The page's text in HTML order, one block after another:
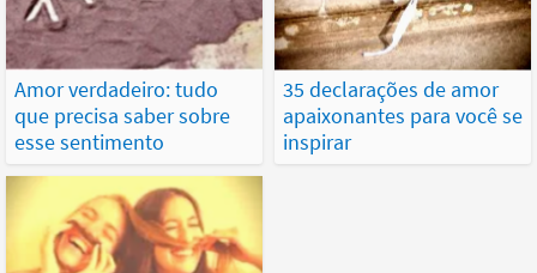
Amor verdadeiro: tudo
que precisa saber sobre
esse sentimento
35 declarações de amor
apaixonantes para você se
inspirar